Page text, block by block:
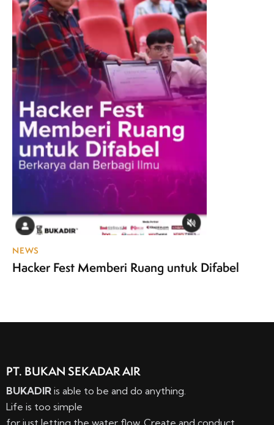
NEWS
Hacker Fest Memberi Ruang untuk Difabel
PT. BUKAN SEKADAR AIR
BUKADIR is able to be and do anything.
Life is too simple